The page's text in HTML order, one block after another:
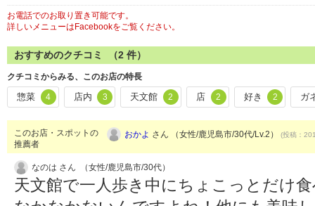
お電話でのお取り置き可能です。
詳しいメニューはFacebookをご覧ください。
おすすめのクチコミ （2 件）
クチコミからみる、このお店の特長
惣菜 4 店内 3 天文館 2 店 2 好き 2 ガ
このお店・スポットの
推薦者
おかよ さん （女性/鹿児島市/30代/Lv.2） (投稿：
なのは さん （女性/鹿児島市/30代）
天文館で一人歩き中にちょこっとだけ